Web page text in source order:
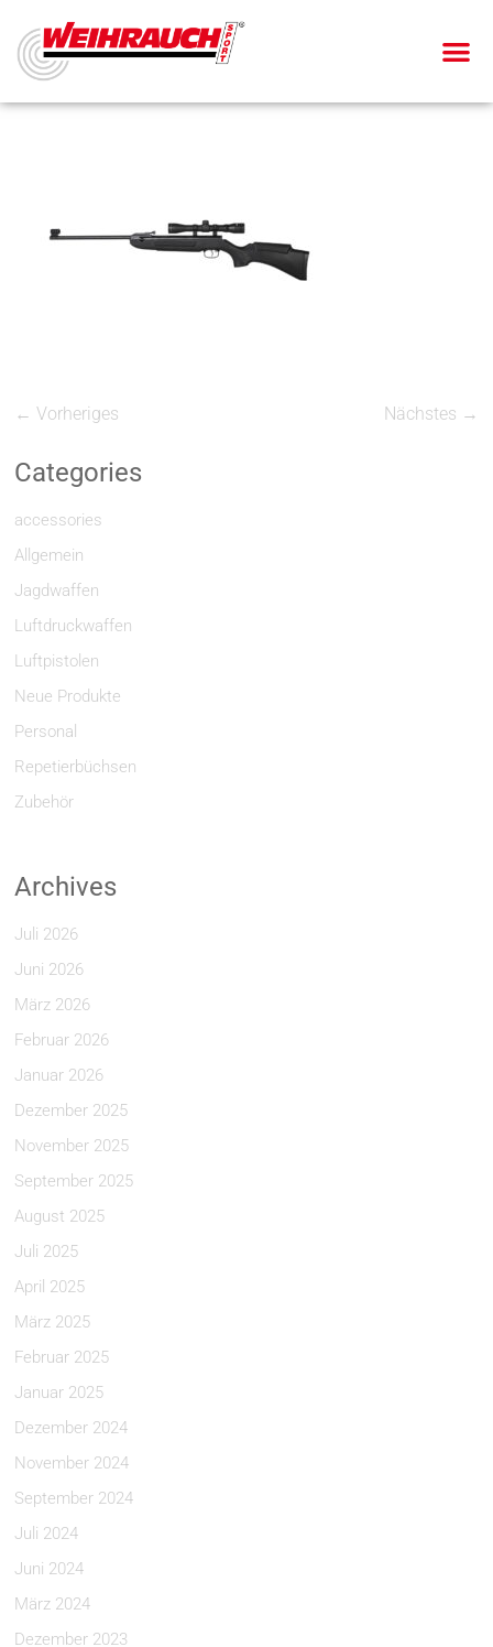
← Vorheriges Nächstes →
Categories
accessories
Allgemein
Jagdwaffen
Luftdruckwaffen
Luftpistolen
Neue Produkte
Personal
Repetierbüchsen
Zubehör
Archives
Juli 2026
Juni 2026
März 2026
Februar 2026
Januar 2026
Dezember 2025
November 2025
September 2025
August 2025
Juli 2025
April 2025
März 2025
Februar 2025
Januar 2025
Dezember 2024
November 2024
September 2024
Juli 2024
Juni 2024
März 2024
Dezember 2023